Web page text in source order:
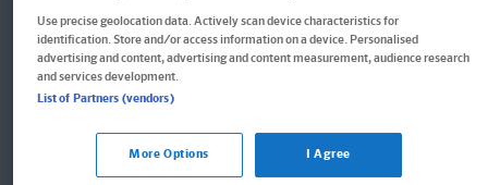
Kleist, Die Marquise von O…
Das Erdbeben in Chili
Use precise geolocation data. Actively scan device characteristics for
identification. Store and/or access information on a device. Personalised
advertising and content, advertising and content measurement, audience research
and services development.
List of Partners (vendors)
I Agree
More Options